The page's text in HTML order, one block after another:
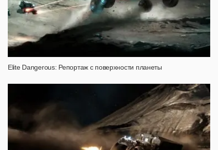
Elite Dangerous: Репортаж с поверхности планеты